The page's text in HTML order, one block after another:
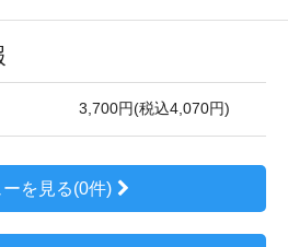
3,700円(税込4,070円)
ーを見る(0件)